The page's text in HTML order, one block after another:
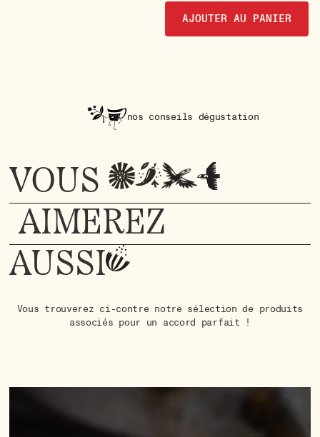
AJOUTER AU PANIER
nos conseils dégustation
VOUS
AIMEREZ
AUSSI
Vous trouverez ci-contre notre sélection de produits
associés pour un accord parfait !